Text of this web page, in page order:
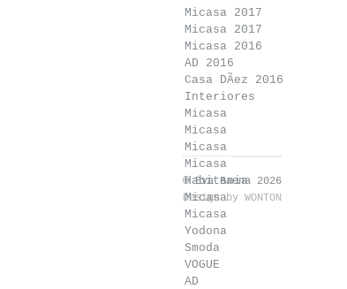
Micasa 2017
Micasa 2017
Micasa 2016
AD 2016
Casa DÃ­ez 2016
Interiores
Micasa
Micasa
Micasa
Micasa
Habitania
Micasa
Micasa
Yodona
Smoda
VOGUE
AD
© Eva Baena 2026
Design by WONTON